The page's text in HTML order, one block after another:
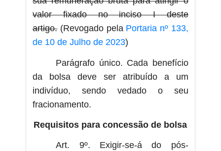
valor fixado no inciso I deste
artigo.(Revogado pela Portaria nº 133,
de 10 de Julho de 2023)
Parágrafo único. Cada benefício
da bolsa deve ser atribuído a um
indivíduo, sendo vedado o seu
fracionamento.
Requisitos para concessão de bolsa
Art. 9º. Exigir-se-á do pós-